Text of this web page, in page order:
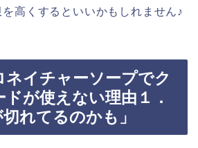
高くするといいかもしれません♪
ネイチャーソープでク
が使えない理由１．
切れてるのかも」